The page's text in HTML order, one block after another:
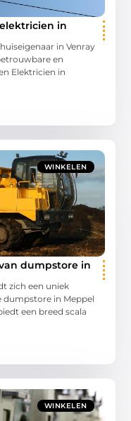
in
in Venray
en
Elektricien in
WINKELEN
dumpstore in
zich een uniek
dumpstore in Meppel
een breed scala
WINKELEN